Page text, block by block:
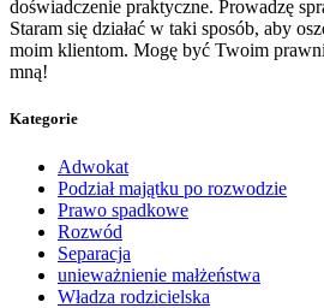
doświadczenie praktyczne. Prowadzę
Staram się działać w taki sposób, aby
moim klientom. Mogę być Twoim
mną!
Kategorie
Adwokat
Podział majątku po rozwodzie
Prawo spadkowe
Rozwód
Separacja
unieważnienie małżeństwa
Władza rodzicielska